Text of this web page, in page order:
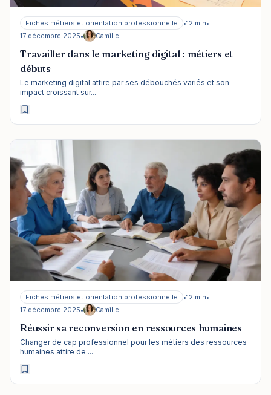
Fiches métiers et orientation professionnelle •12 min•
17 décembre 2025• Camille
Travailler dans le marketing digital : métiers et
débuts
Le marketing digital attire par ses débouchés variés et son
impact croissant sur...
Fiches métiers et orientation professionnelle •12 min•
17 décembre 2025• Camille
Réussir sa reconversion en ressources humaines
Changer de cap professionnel pour les métiers des ressources
humaines attire de ...